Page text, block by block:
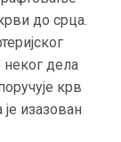
до срца.
неког дела
крв
изазован